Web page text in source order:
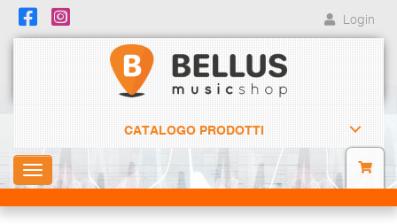
Login
CATALOGO PRODOTTI
Toggle
navigation